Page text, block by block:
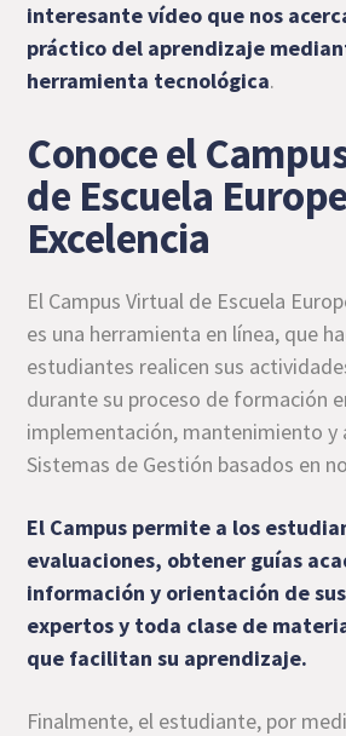
interesante vídeo que nos
práctico del aprendizaje
herramienta tecnológica.
Conoce el
de Escuela
Excelencia
El Campus Virtual de Escuela
es una herramienta en línea, que
estudiantes realicen sus
durante su proceso de formación
implementación, mantenimiento y
Sistemas de Gestión basados en
El Campus permite a los
evaluaciones, obtener guías
información y orientación de
expertos y toda clase de
que facilitan su aprendizaje.
Finalmente, el estudiante, por